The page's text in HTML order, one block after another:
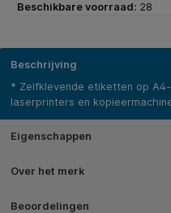
Beschikbare voorraad: 28
Beschrijving
* Zelfklevende etiketten op
laserprinters en
Eigenschappen
Over het merk
Beoordelingen